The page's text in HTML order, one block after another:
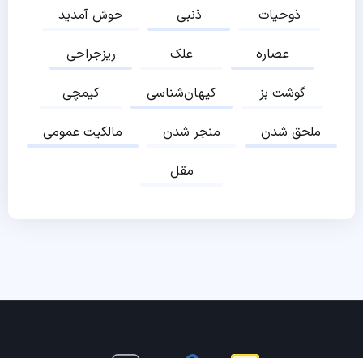
خوش آمدید
ذنبی
ذوحیات
ریزجراحی
علک
عصاره
کیمچی
کیهان‌شناسی
گوشت بز
مالکیت عمومی
منجر شدن
ملحق شدن
مقل